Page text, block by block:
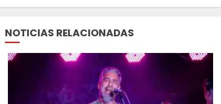
NOTICIAS RELACIONADAS